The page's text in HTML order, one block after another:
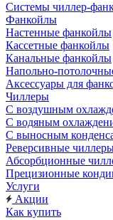
Системы чиллер-
Фанкойлы
Настенные фанкойлы
Кассетные фанкойлы
Канальные фанкойлы
Напольно-
Аксессуары для
Чиллеры
С воздушным
С водяным
С выносным
Реверсивные
Абсорбционные
Прецизионные
Услуги
Акции
Как купить